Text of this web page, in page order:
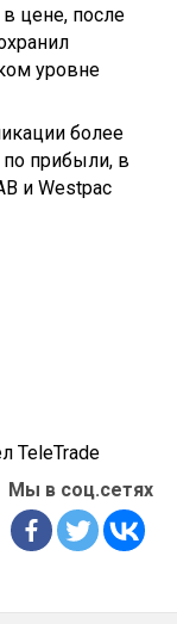
цене, после
уровне
более
по прибыли, в
и Westpac
TeleTrade
Мы в соц.сетях